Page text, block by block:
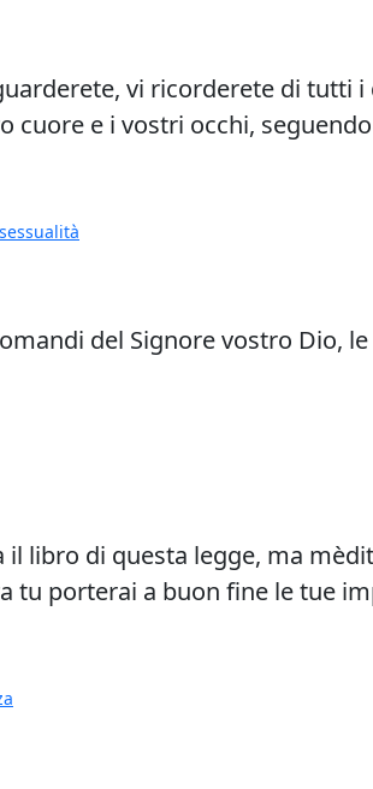
vi ricorderete di tutti
cuore e i vostri occhi,
sessualità
del Signore vostro Dio,
il libro di questa legge, ma
tu porterai a buon fine le tue